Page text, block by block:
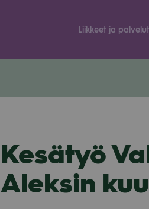
Liik­keet ja pal­ve­lut
Kesätyö
Aleksin